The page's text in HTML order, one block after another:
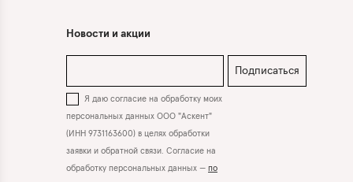
Новости и акции
Подписаться
Я даю согласие на обработку моих
персональных данных ООО "Аскент"
(ИНН 9731163600) в целях обработки
заявки и обратной связи. Согласие на
обработку персональных данных — по